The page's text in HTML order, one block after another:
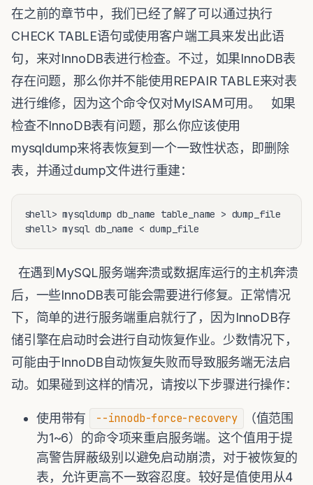
在之前的章节中，我们已经了解了可以通过执行
CHECK TABLE语句或使用客户端工具来发出此语
句，来对InnoDB表进行检查。不过，如果InnoDB表
存在问题，那么你并不能使用REPAIR TABLE来对表
进行维修，因为这个命令仅对MyISAM可用。 如果
检查不InnoDB表有问题，那么你应该使用
mysqldump来将表恢复到一个一致性状态，即删除
表，并通过dump文件进行重建：
shell> mysqldump db_name table_name > dump_file
在遇到MySQL服务端奔溃或数据库运行的主机奔溃
后，一些InnoDB表可能会需要进行修复。正常情况
下，简单的进行服务端重启就行了，因为InnoDB存
储引擎在启动时会进行自动恢复作业。少数情况下，
可能由于InnoDB自动恢复失败而导致服务端无法启
动。如果碰到这样的情况，请按以下步骤进行操作：
使用带有 --innodb-force-recovery
（值范围
为1~6）的命令项来重启服务端。这个值用于提
高警告屏蔽级别以避免启动崩溃，对于被恢复的
表，允许更高不一致容忍度。较好是值使用从4